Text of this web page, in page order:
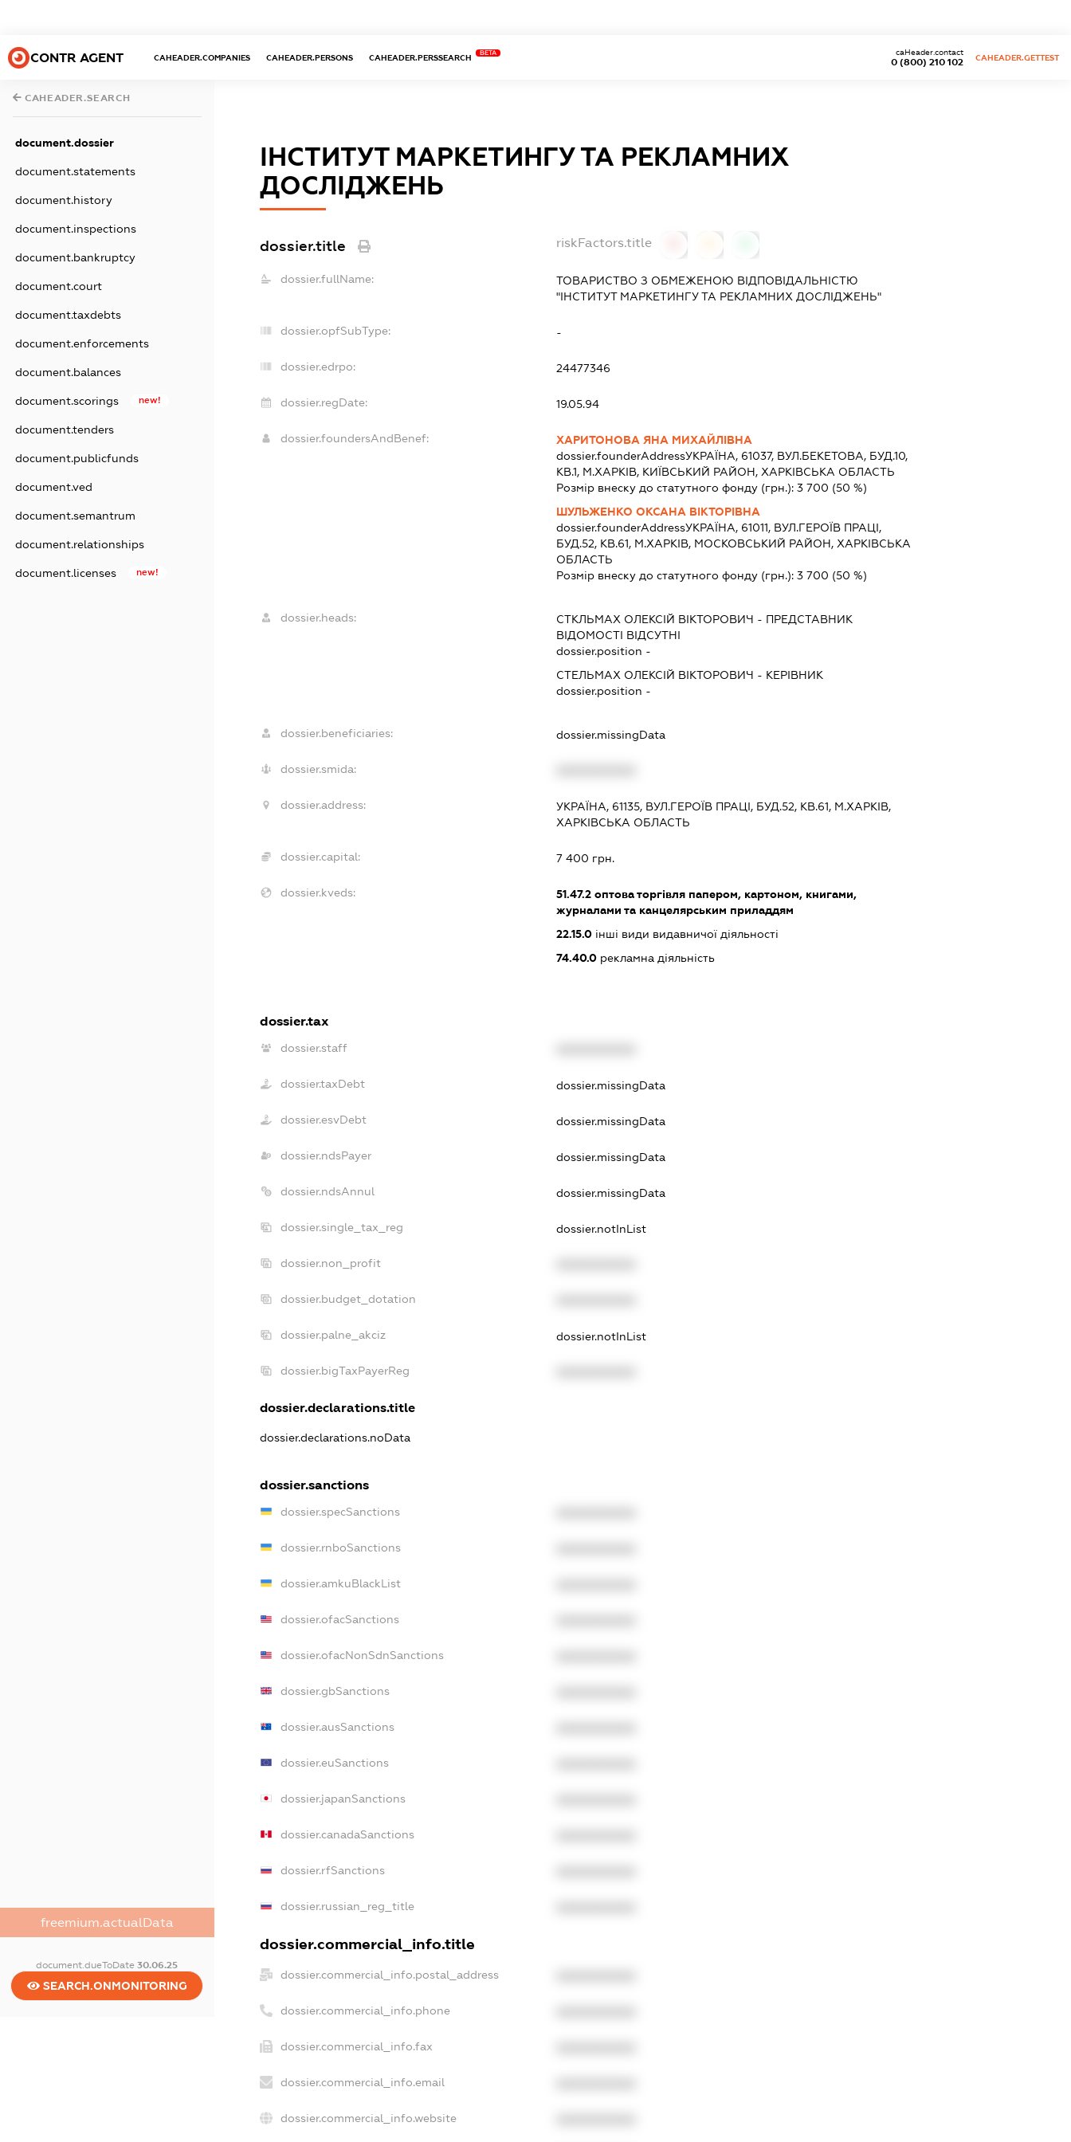
CONTR AGENT CAHEADER.COMPANIES CAHEADER.PERSONS CAHEADER.PERSSEARCH
BETA
0 (800) 210 102
caHeader.contact
CAHEADER.GETTEST
CAHEADER.SEARCH
document.dossier
document.statements
document.history
document.inspections
document.bankruptcy
document.court
document.taxdebts
document.enforcements
document.balances
document.scorings new!
document.tenders
document.publicfunds
document.ved
document.semantrum
document.relationships
document.licenses new!
freemium.actualData
document.dueToDate30.06.25
SEARCH.ONMONITORING
ІНСТИТУТ МАРКЕТИНГУ ТА РЕКЛАМНИХ
ДОСЛІДЖЕНЬ
dossier.title riskFactors.title
dossier.fullName:
ТОВАРИСТВО З ОБМЕЖЕНОЮ ВІДПОВІДАЛЬНІСТЮ
"ІНСТИТУТ МАРКЕТИНГУ ТА РЕКЛАМНИХ ДОСЛІДЖЕНЬ"
dossier.opfSubType: -
dossier.edrpo: 24477346
dossier.regDate: 19.05.94
dossier.foundersAndBenef:
ХАРИТОНОВА ЯНА МИХАЙЛІВНА
dossier.founderAddressУКРАЇНА, 61037, ВУЛ.БЕКЕТОВА, БУД.10,
КВ.1, М.ХАРКІВ, КИЇВСЬКИЙ РАЙОН, ХАРКІВСЬКА ОБЛАСТЬ
Розмір внеску до статутного фонду (грн.): 3 700 (50 %)
ШУЛЬЖЕНКО ОКСАНА ВІКТОРІВНА
dossier.founderAddressУКРАЇНА, 61011, ВУЛ.ГЕРОЇВ ПРАЦІ,
БУД.52, КВ.61, М.ХАРКІВ, МОСКОВСЬКИЙ РАЙОН, ХАРКІВСЬКА
ОБЛАСТЬ
Розмір внеску до статутного фонду (грн.): 3 700 (50 %)
dossier.heads: СТКЛЬМАХ ОЛЕКСІЙ ВІКТОРОВИЧ - ПРЕДСТАВНИК
ВІДОМОСТІ ВІДСУТНІ
dossier.position -
СТЕЛЬМАХ ОЛЕКСІЙ ВІКТОРОВИЧ - КЕРІВНИК
dossier.position -
dossier.beneficiaries: dossier.missingData
dossier.smida:
dossier.address:
УКРАЇНА, 61135, ВУЛ.ГЕРОЇВ ПРАЦІ, БУД.52, КВ.61, М.ХАРКІВ,
ХАРКІВСЬКА ОБЛАСТЬ
dossier.capital: 7 400 грн.
dossier.kveds: 51.47.2оптова торгівля папером, картоном, книгами,
журналами та канцелярським приладдям
22.15.0інші види видавничої діяльності
74.40.0рекламна діяльність
dossier.tax
dossier.staff
dossier.taxDebt dossier.missingData
dossier.esvDebt dossier.missingData
dossier.ndsPayer dossier.missingData
dossier.ndsAnnul dossier.missingData
dossier.single_tax_reg dossier.notInList
dossier.non_profit
dossier.budget_dotation
dossier.palne_akciz dossier.notInList
dossier.bigTaxPayerReg
dossier.declarations.title
dossier.declarations.noData
dossier.sanctions
dossier.specSanctions
dossier.rnboSanctions
dossier.amkuBlackList
dossier.ofacSanctions
dossier.ofacNonSdnSanctions
dossier.gbSanctions
dossier.ausSanctions
dossier.euSanctions
dossier.japanSanctions
dossier.canadaSanctions
dossier.rfSanctions
dossier.russian_reg_title
dossier.commercial_info.title
dossier.commercial_info.postal_address
dossier.commercial_info.phone
dossier.commercial_info.fax
dossier.commercial_info.email
dossier.commercial_info.website